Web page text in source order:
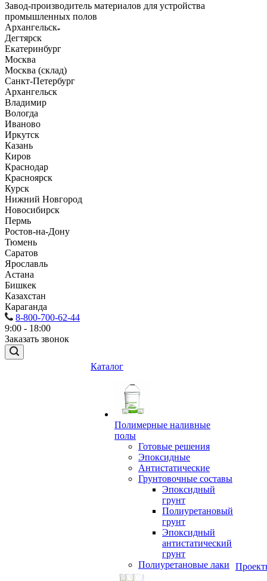
Завод-производитель материалов для устройства
промышленных полов
Архангельск
Дегтярск
Екатеринбург
Москва
Москва (склад)
Санкт-Петербург
Архангельск
Владимир
Вологда
Иваново
Иркутск
Казань
Киров
Краснодар
Красноярск
Курск
Нижний Новгород
Новосибирск
Пермь
Ростов-на-Дону
Тюмень
Саратов
Ярославль
Астана
Бишкек
Казахстан
Караганда
8-800-700-62-44
9:00 - 18:00
Заказать звонок
Каталог
Полимерные наливные
полы
Готовые решения
Эпоксидные
Антистатические
Грунтовочные составы
Эпоксидный
грунт
Полиуретановый
грунт
Эпоксидный
антистатический
грунт
Полиуретановые лаки